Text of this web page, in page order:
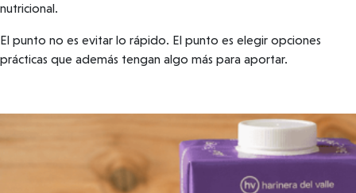
nutricional.
El punto no es evitar lo rápido. El punto es elegir opciones
prácticas que además tengan algo más para aportar.